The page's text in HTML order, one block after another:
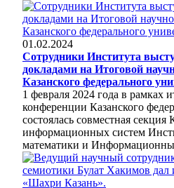
01.02.2024
Сотрудники Института
докладами на Итоговой
Казанского федерального
1 февраля 2024 года в рамках
конференции Казанского
состоялась совместная секция
информационных систем
математики и